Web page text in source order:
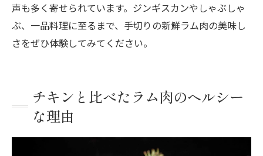
声も多く寄せられています。ジンギスカンやしゃぶしゃ
ぶ、一品料理に至るまで、手切りの新鮮ラム肉の美味し
さをぜひ体験してみてください。
チキンと比べたラム肉のヘルシー
な理由